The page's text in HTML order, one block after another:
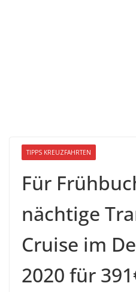
TIPPS KREUZFAHRTEN
Für
nächtige
Cruise im
2020 für